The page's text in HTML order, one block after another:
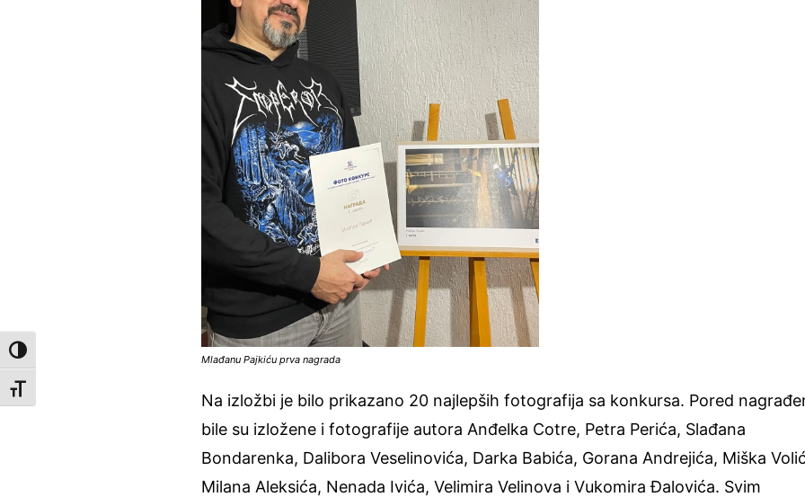
Toggle High Contrast
Toggle Font size
Mlađanu Pajkiću prva nagrada
Na izložbi je bilo prikazano 20 najlepših fotografija sa konkursa. Pored
bile su izložene i fotografije autora Anđelka Cotre, Petra Perića, Slađana
Bondarenka, Dalibora Veselinovića, Darka Babića, Gorana Andrejića, Miška
Milana Aleksića, Nenada Ivića, Velimira Velinova i Vukomira Đalovića. Svim